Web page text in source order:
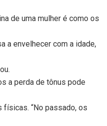
de uma mulher é como os
a envelhecer com a idade,
a perda de tônus pode
“No passado, os